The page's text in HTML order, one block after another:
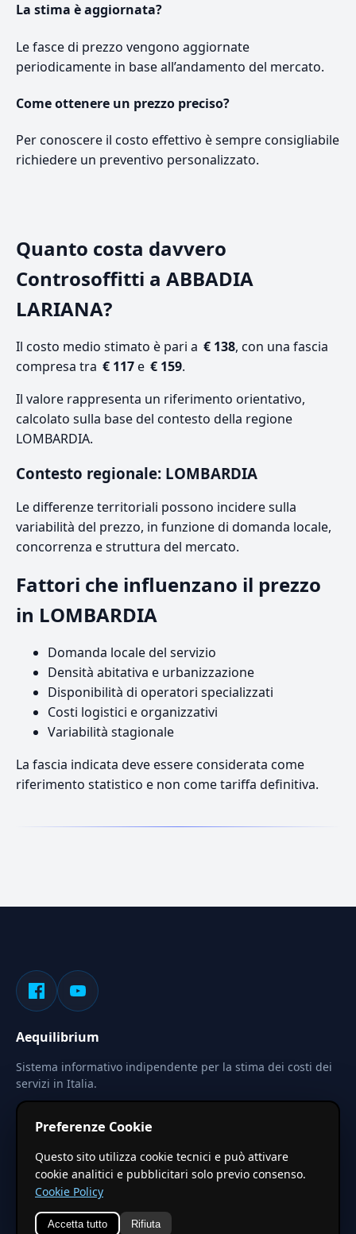
La stima è aggiornata?
Le fasce di prezzo vengono aggiornate
periodicamente in base all’andamento del mercato.
Come ottenere un prezzo preciso?
Per conoscere il costo effettivo è sempre consigliabile
richiedere un preventivo personalizzato.
Quanto costa davvero
Controsoffitti a ABBADIA
LARIANA?
Il costo medio stimato è pari a € 138, con una fascia
compresa tra € 117e € 159.
Il valore rappresenta un riferimento orientativo,
calcolato sulla base del contesto della regione
LOMBARDIA.
Contesto regionale: LOMBARDIA
Le differenze territoriali possono incidere sulla
variabilità del prezzo, in funzione di domanda locale,
concorrenza e struttura del mercato.
Fattori che influenzano il prezzo
in LOMBARDIA
Domanda locale del servizio
Densità abitativa e urbanizzazione
Disponibilità di operatori specializzati
Costi logistici e organizzativi
Variabilità stagionale
La fascia indicata deve essere considerata come
riferimento statistico e non come tariffa definitiva.
Aequilibrium
Sistema informativo indipendente per la stima dei costi dei
servizi in Italia.
Le stime pubblicate sono calcolate tramite coefficienti
territoriali regionali applicati a valori base nazionali. Non
costituiscono preventivo ufficiale.
© 2026 Aequilibrium — Un progetto di vxd.mobi
Preferenze Cookie
Questo sito utilizza cookie tecnici e può attivare
cookie analitici e pubblicitari solo previo consenso.
Cookie Policy
Accetta tutto Rifiuta